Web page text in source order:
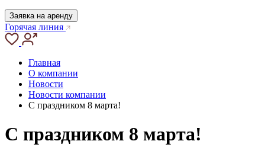
Заявка на аренду
Горячая линия
Главная
О компании
Новости
Новости компании
С праздником 8 марта!
С праздником 8 марта!